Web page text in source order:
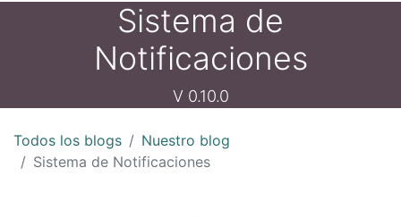
Sistema de
Notificaciones
V 0.10.0
Todos los blogs
Nuestro blog
Sistema de Notificaciones